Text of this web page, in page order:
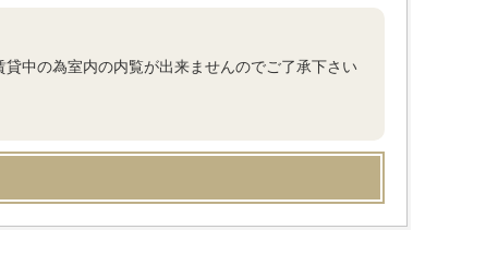
の為室内の内覧が出来ませんのでご了承下さい